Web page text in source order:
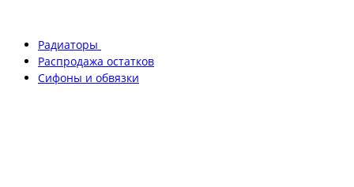
Радиаторы
Распродажа остатков
Сифоны и обвязки